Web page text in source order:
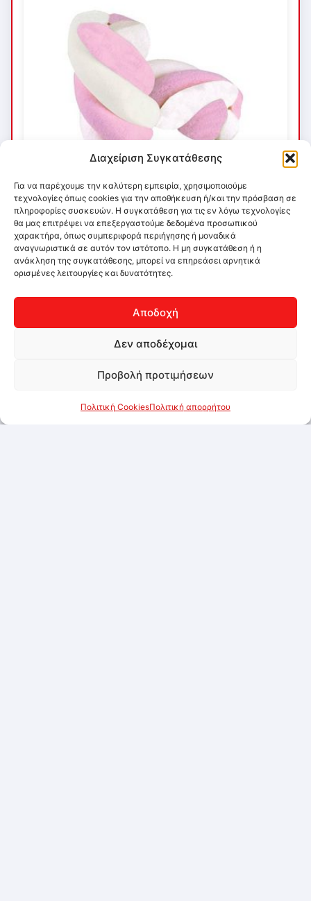
Διαχείριση Συγκατάθεσης
Για να παρέχουμε την καλύτερη εμπειρία, χρησιμοποιούμε
τεχνολογίες όπως cookies για την αποθήκευση ή/και την πρόσβαση σε
πληροφορίες συσκευών. Η συγκατάθεση για τις εν λόγω τεχνολογίες
θα μας επιτρέψει να επεξεργαστούμε δεδομένα προσωπικού
χαρακτήρα, όπως συμπεριφορά περιήγησης ή μοναδικά
αναγνωριστικά σε αυτόν τον ιστότοπο. Η μη συγκατάθεση ή η
ανάκληση της συγκατάθεσης, μπορεί να επηρεάσει αρνητικά
ορισμένες λειτουργίες και δυνατότητες.
Αποδοχή
Δεν αποδέχομαι
Προβολή προτιμήσεων
Πολιτική CookiesΠολιτική απορρήτου